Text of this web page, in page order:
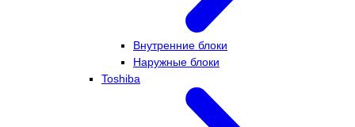
Внутренние блоки
Наружные блоки
Toshiba